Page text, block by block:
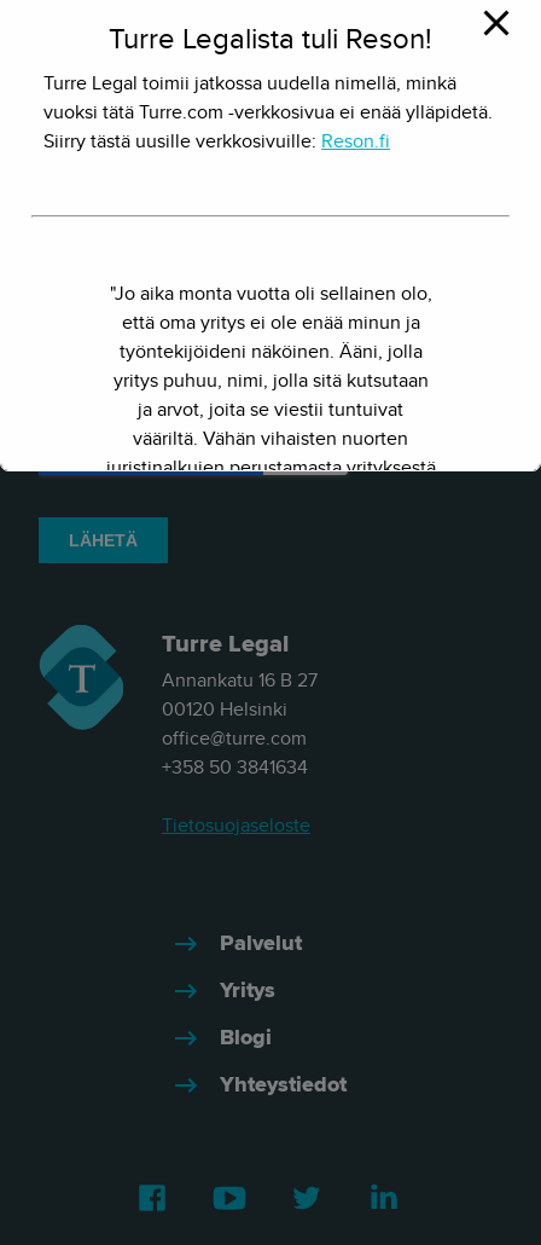
Turre Legal
Annankatu 16 B 27
00120 Helsinki
office@turre.com
+358 50 3841634
Tietosuojaseloste
Palvelut
Yritys
Blogi
Yhteystiedot
Facebook Youtube Twitter
Turre Legalista tuli Reson!
Turre Legal toimii jatkossa uudella nimellä, minkä
vuoksi tätä Turre.com -verkkosivua ei enää ylläpidetä.
Siirry tästä uusille verkkosivuille: Reson.fi
"Jo aika monta vuotta oli sellainen olo,
että oma yritys ei ole enää minun ja
työntekijöideni näköinen. Ääni, jolla
yritys puhuu, nimi, jolla sitä kutsutaan
ja arvot, joita se viestii tuntuivat
vääriltä. Vähän vihaisten nuorten
juristinalkujen perustamasta yrityksestä
näkemyksellinen asiantuntijayritys.
Siksi julkaisimme uuden nimen ja
- Herkko Hietanen